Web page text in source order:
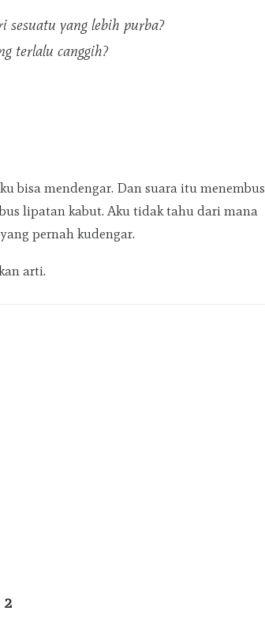
sesuatu yang lebih purba?
terlalu canggih?
bisa mendengar. Dan suara itu menembus
lipatan kabut. Aku tidak tahu dari mana
pernah kudengar.
arti.
2